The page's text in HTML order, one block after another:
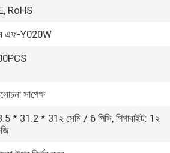
RoHS
এফ-Y020W
সাপেক্ষ
* 31.2 * 31২ সেমি / 6 পিসি, গিগাবাইট: 1২